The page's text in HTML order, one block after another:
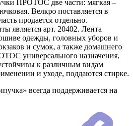
ПРОТОС две части: мягкая –
Велкро поставляется в
продается отдельно.
является арт. 20402. Лента
одежды, головных уборов и
и сумок, а также домашнего
универсального назначения,
к различным видам
и уходе, поддаются стирке.
всегда поддерживается на